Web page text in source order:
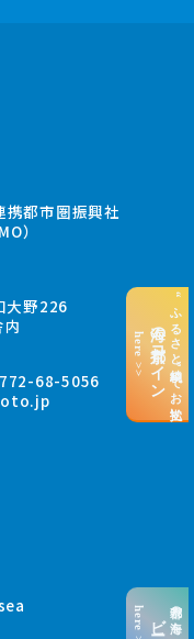
“ふるさと納税”でお支払い
海の京都コイン
here >>
ビーチ特集
here >>
都市圏振興社
）
大野226
68-5056